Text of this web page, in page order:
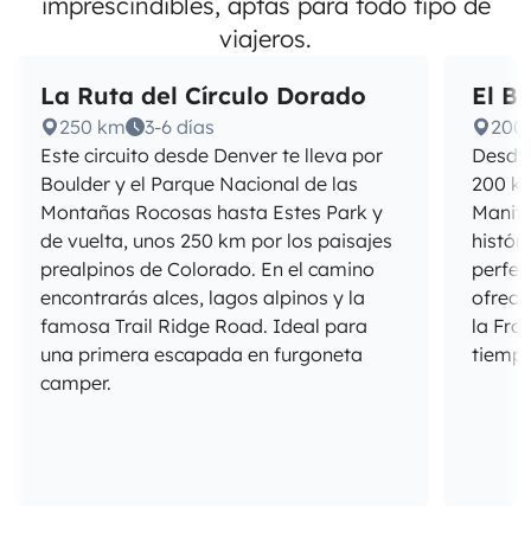
viajeros.
La Ruta del Círculo Dorado
250 km
3-6 días
Este circuito desde Denver te lleva por
Boulder y el Parque Nacional de las
Montañas Rocosas hasta Estes Park y
de vuelta, unos 250 km por los paisajes
prealpinos de Colorado. En el camino
encontrarás alces, lagos alpinos y la
famosa Trail Ridge Road. Ideal para
una primera escapada en furgoneta
camper.
El
200
200
la